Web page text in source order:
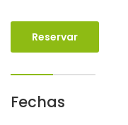
Reservar
Fechas